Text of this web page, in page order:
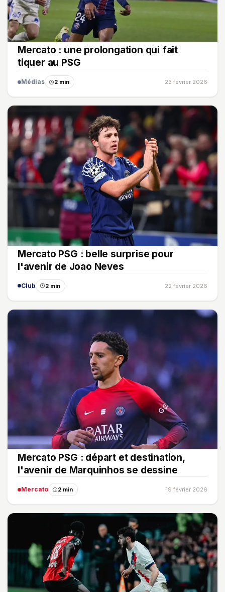
Mercato : une prolongation qui fait
tiquer au PSG
Médias 2 min 23 février 2026
Mercato PSG : belle surprise pour
l'avenir de Joao Neves
Club 2 min 22 février 2026
Mercato PSG : départ et destination,
l'avenir de Marquinhos se dessine
Mercato 2 min 19 février 2026